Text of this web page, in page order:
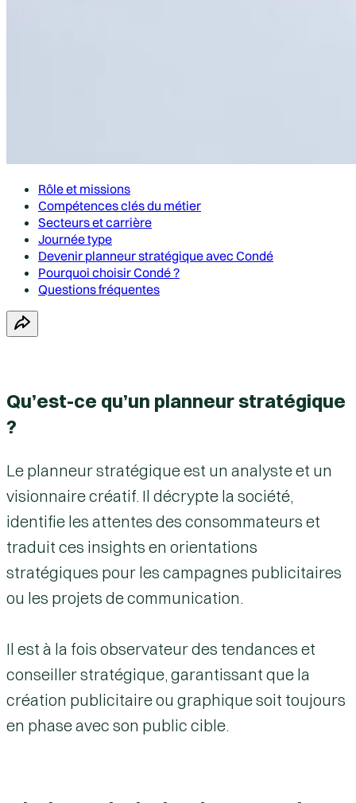
Rôle et missions
Compétences clés du métier
Secteurs et carrière
Journée type
Devenir planneur stratégique avec Condé
Pourquoi choisir Condé ?
Questions fréquentes
Qu’est-ce qu’un planneur stratégique
?
Le planneur stratégique est un analyste et un
visionnaire créatif. Il décrypte la société,
identifie les attentes des consommateurs et
traduit ces insights en orientations
stratégiques pour les campagnes publicitaires
ou les projets de communication.
Il est à la fois observateur des tendances et
conseiller stratégique, garantissant que la
création publicitaire ou graphique soit toujours
en phase avec son public cible.